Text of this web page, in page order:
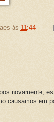
às 11:44
novamente,
causamos em